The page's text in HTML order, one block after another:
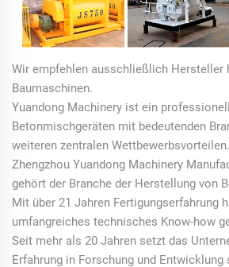
Wir empfehlen ausschließlich Hersteller
Baumaschinen.
Yuandong Machinery ist ein
Betonmischgeräten mit bedeutenden
weiteren zentralen Wettbewerbsvorteilen.
Zhengzhou Yuandong Machinery
gehört der Branche der Herstellung von
Mit über 21 Jahren Fertigungserfahrung
umfangreiches technisches Know-how
Seit mehr als 20 Jahren setzt das
Erfahrung in Forschung und